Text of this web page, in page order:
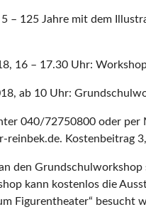
5 – 125 Jahre mit dem
16 – 17.30 Uhr:
ab 10 Uhr:
040/72750800 oder per
reinbek.de. Kostenbeitrag
an den
kann kostenlos die
Figurentheater“ besucht